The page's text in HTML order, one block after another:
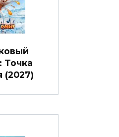
Точка
(2027)